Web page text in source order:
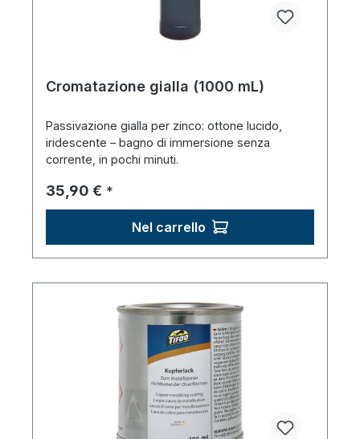
Cromatazione gialla (1000 mL)
Passivazione gialla per zinco: ottone lucido,
iridescente – bagno di immersione senza
corrente, in pochi minuti.
Prezzo normale:
35,90 € *
Nel carrello